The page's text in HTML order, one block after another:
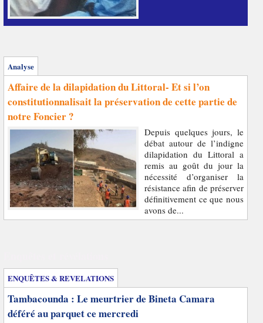
Analyse
Affaire de la dilapidation du Littoral- Et si l’on
constitutionnalisait la préservation de cette partie de
notre Foncier ?
Depuis quelques jours, le
débat autour de l’indigne
dilapidation du Littoral a
remis au goût du jour la
nécessité d’organiser la
résistance afin de préserver
définitivement ce que nous
avons de...
ENQUÊTES & REVELATIONS
Tambacounda : Le meurtrier de Bineta Camara
déféré au parquet ce mercredi